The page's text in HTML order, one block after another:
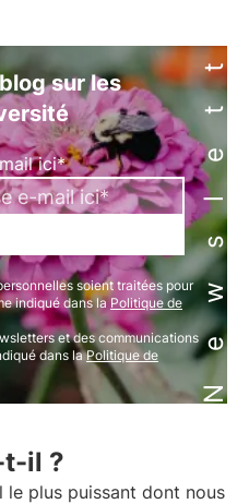
Newsletter
sur les
ici*
soient traitées pour
indiqué dans laPolitique de
et des communications
dans laPolitique de
t-il ?
plus puissant dont nous